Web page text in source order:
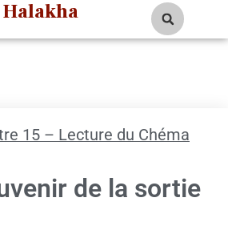
15 – Lecture du Chéma
de la sortie